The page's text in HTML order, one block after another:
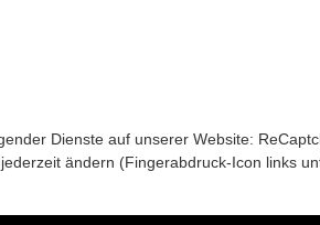
Dienste auf unserer Website:
ändern (Fingerabdruck-Icon links